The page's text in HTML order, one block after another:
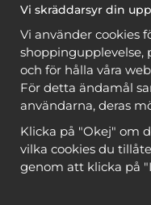
ner många
när du handlar
är
gratis
Vi skräddarsyr din
Vi använder cookies
shoppingupplevelse,
och för hålla våra
För detta ändamål
användarna, deras
Klicka på "Okej" om
vilka cookies du
genom att klicka på